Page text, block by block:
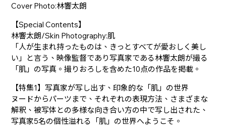
Cover Photo:林響太朗
【Special Contents】
林響太朗/Skin Photography:肌
「人が生まれ持ったものは、きっとすべてが愛おしく美し
い」と言う、映像監督であり写真家である林響太朗が撮る
「肌」の写真。撮りおろしを含めた10点の作品を掲載。
【特集1】写真家が写し出す、印象的な「肌」の世界
ヌードからパーツまで、それぞれの表現方法、さまざまな
解釈、被写体との多様な向き合い方の中で写し出された、
写真家5名の個性溢れる「肌」の世界へようこそ。